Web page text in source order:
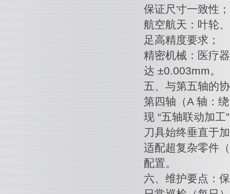
保证尺寸一致性；
航空航天：叶轮
足高精度要求；
精密机械：医疗
达 ±0.003mm。
五、与第五轴的
第四轴（A 轴：
现 “五轴联动加工
刀具始终垂直于
适配超复杂零件
配置。
六、维护要点：